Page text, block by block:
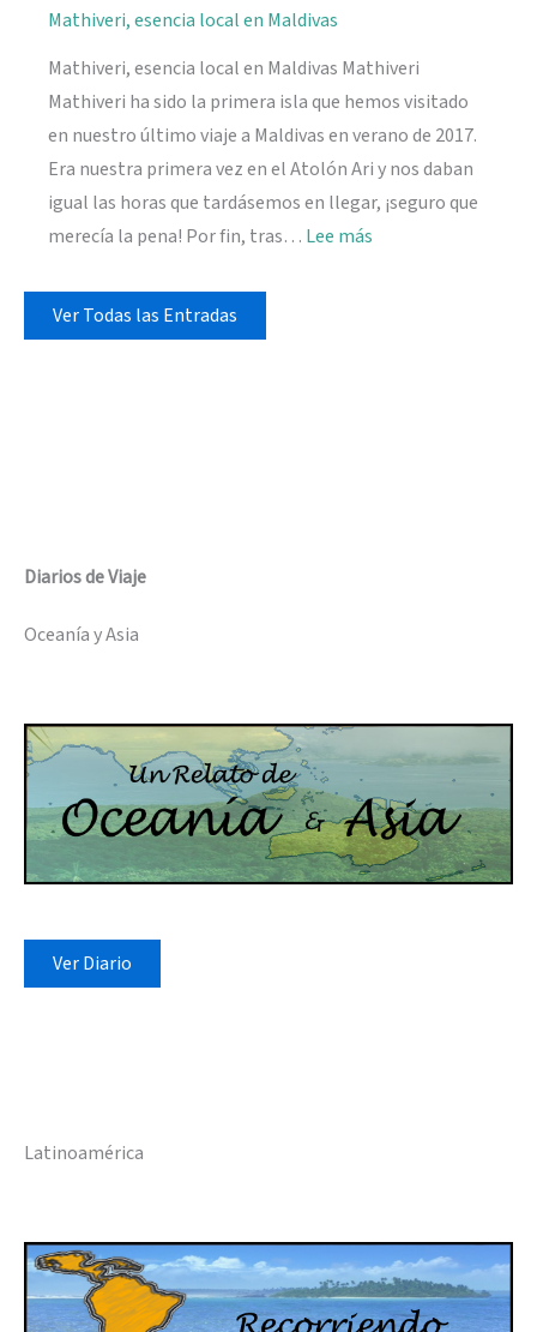
Mathiveri, esencia local en Maldivas
Mathiveri, esencia local en Maldivas Mathiveri
Mathiveri ha sido la primera isla que hemos visitado
en nuestro último viaje a Maldivas en verano de 2017.
Era nuestra primera vez en el Atolón Ari y nos daban
igual las horas que tardásemos en llegar, ¡seguro que
merecía la pena! Por fin, tras… Lee más
Ver Todas las Entradas
Diarios de Viaje
Oceanía y Asia
Ver Diario
Latinoamérica